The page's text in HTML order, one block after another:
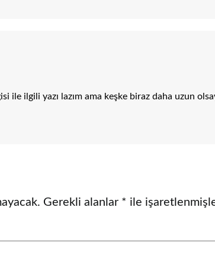
ile ilgili yazı lazım ama keşke biraz daha uzun
Gerekli alanlar * ile